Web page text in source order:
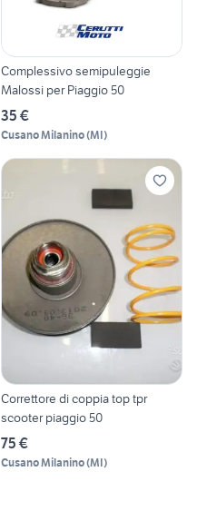
Complessivo semipuleggie
Malossi per Piaggio 50
35 €
Cusano Milanino(MI)
Correttore di coppia top tpr
scooter piaggio 50
75 €
Cusano Milanino(MI)